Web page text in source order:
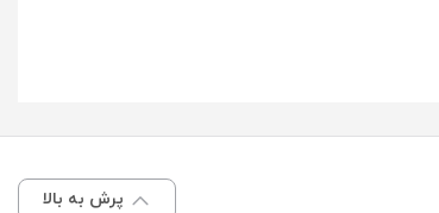
پرش به بالا